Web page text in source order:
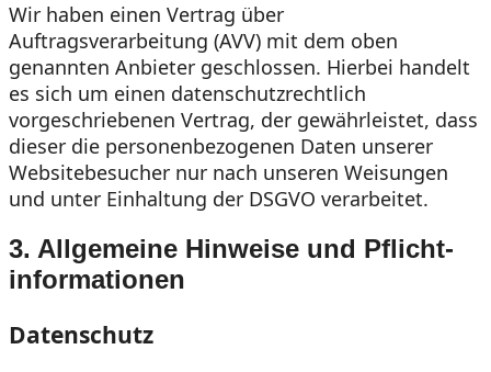
Wir haben einen Vertrag über
Auftragsverarbeitung (AVV) mit dem oben
genannten Anbieter geschlossen. Hierbei handelt
es sich um einen datenschutzrechtlich
vorgeschriebenen Vertrag, der gewährleistet, dass
dieser die personenbezogenen Daten unserer
Websitebesucher nur nach unseren Weisungen
und unter Einhaltung der DSGVO verarbeitet.
3. Allgemeine Hinweise und Pflicht­
informationen
Datenschutz